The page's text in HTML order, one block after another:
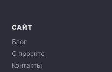
САЙТ
Блог
О проекте
Контакты